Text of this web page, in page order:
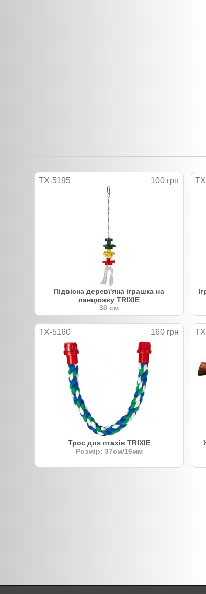
TX-5195 100 грн
Підвісна дерев\'яна іграшка на
ланцюжку TRIXIE
30 см
TX-5160 160 грн
Трос для птахів TRIXIE
Розмір: 37см/16мм